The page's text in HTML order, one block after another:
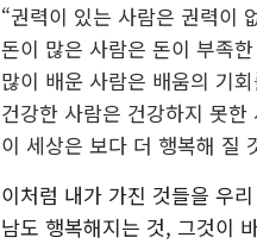
“권력이 있는 사람은 권력이
돈이 많은 사람은 돈이 부족
많이 배운 사람은 배움의 기
건강한 사람은 건강하지 못
이 세상은 보다 더 행복해 질
이처럼 내가 가진 것들을 우
남도 행복해지는 것, 그것이